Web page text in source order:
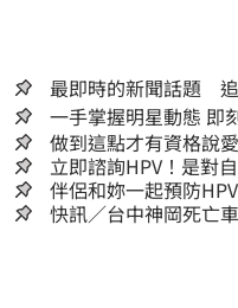
最即時的新聞話題
一手
做到這點才有資格說
立即諮詢HPV！是對
嫌晚！
伴侶和妳一起預防
快訊／台中神岡死亡